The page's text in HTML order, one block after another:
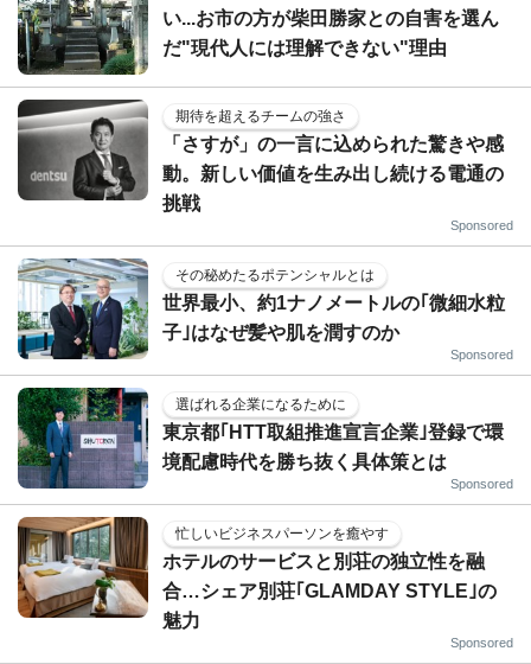
い...お市の方が柴田勝家との自害を選ん
だ"現代人には理解できない"理由
期待を超えるチームの強さ
「さすが」の一言に込められた驚きや感
動。新しい価値を生み出し続ける電通の
挑戦
Sponsored
その秘めたるポテンシャルとは
世界最小、約1ナノメートルの｢微細水粒
子｣はなぜ髪や肌を潤すのか
Sponsored
選ばれる企業になるために
東京都｢HTT取組推進宣言企業｣登録で環
境配慮時代を勝ち抜く具体策とは
Sponsored
忙しいビジネスパーソンを癒やす
ホテルのサービスと別荘の独立性を融
合…シェア別荘｢GLAMDAY STYLE｣の
魅力
Sponsored